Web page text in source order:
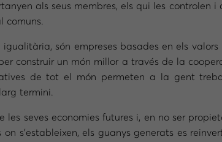
als seus membres, els qui les controlen
comuns.
són empreses basades en els
construir un món millor a través de la
de tot el món permeten a la gent
termini.
seves economies futures i, en no ser
s’estableixen, els guanys generats es